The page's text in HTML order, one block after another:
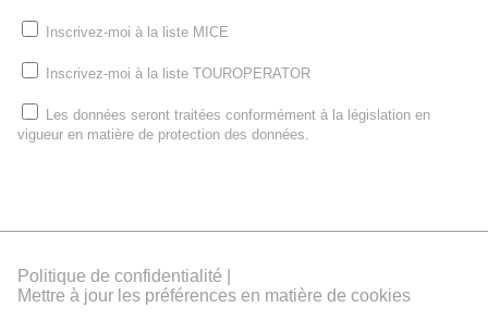
Inscrivez-moi à la liste MICE
Inscrivez-moi à la liste TOUROPERATOR
Les données seront traitées conformément à la législation en
vigueur en matière de protection des données.
Politique de confidentialité |
Mettre à jour les préférences en matière de cookies